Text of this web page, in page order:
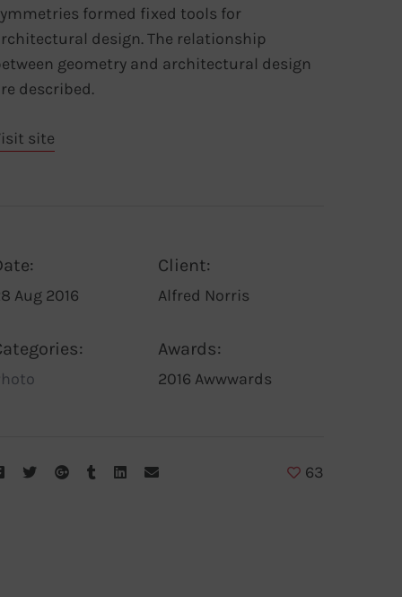
formed fixed tools for
design. The relationship
geometry and architectural design
described.
site
Aug 2016
Client:
Alfred Norris
Awards:
2016 Awwwards
63